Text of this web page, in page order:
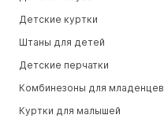
Детские куртки
Штаны для детей
Детские перчатки
Комбинезоны для младенцев
Куртки для малышей